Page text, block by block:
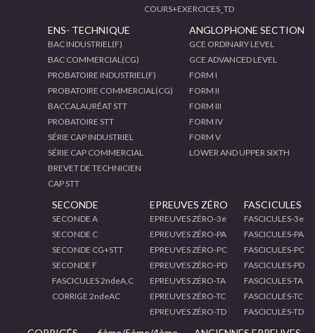
COURS+EXERCICES_TD
ENS- TECHNIQUE
BAC INDUSTRIEL(F)
BAC COMMERCIAL(CG)
PROBATOIRE INDUSTRIEL(F)
PROBATOIRE COMMERCIAL(CG)
BACCALAURÉAT STT
PROBATOIRE STT
SÉRIE CAP INDUSTRIEL
SÉRIE CAP COMMERCIAL
BREVET DE TECHNICIEN
CAP STT
ANGLOPHONE SECTION
GCE ORDINARY LEVEL
GCE ADVANCED LEVEL
FORM I
FORM II
FORM III
FORM IV
FORM V
LOWER AND UPPER SIXTH
SECONDE
SECONDE A
SECONDE C
SECONDE CG+STT
SECONDE F
FASCICULES 2ndeA,C
CORRIGE 2ndeAC
EPREUVES ZÉRO
EPREUVES ZÉRO-3e
EPREUVES ZÉRO-PA
EPREUVES ZÉRO-PC
EPREUVES ZÉRO-PD
EPREUVES ZÉRO-TA
EPREUVES ZÉRO-TC
EPREUVES ZÉRO-TD
FASCICULES
FASCICULES-3e
FASCICULES-PA
FASCICULES-PC
FASCICULES-PD
FASCICULES-TA
FASCICULES-TC
FASCICULES-TD